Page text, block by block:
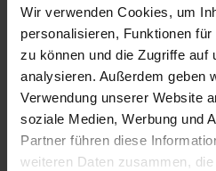
Wir verwenden Cookies, um
personalisieren, Funktionen
zu können und die Zugriffe auf
analysieren. Außerdem geben
Verwendung unserer Website
soziale Medien, Werbung und
Partner führen diese
weiteren Daten zusammen,
Classic oder
Unser CLASSIC
allergieneutraler Standard-
Baumwolle.